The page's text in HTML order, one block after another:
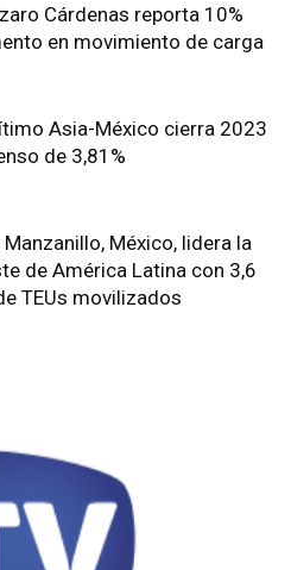
Cárdenas reporta 10%
en movimiento de carga
Asia-México cierra 2023
de 3,81%
México, lidera la
de América Latina con 3,6
TEUs movilizados